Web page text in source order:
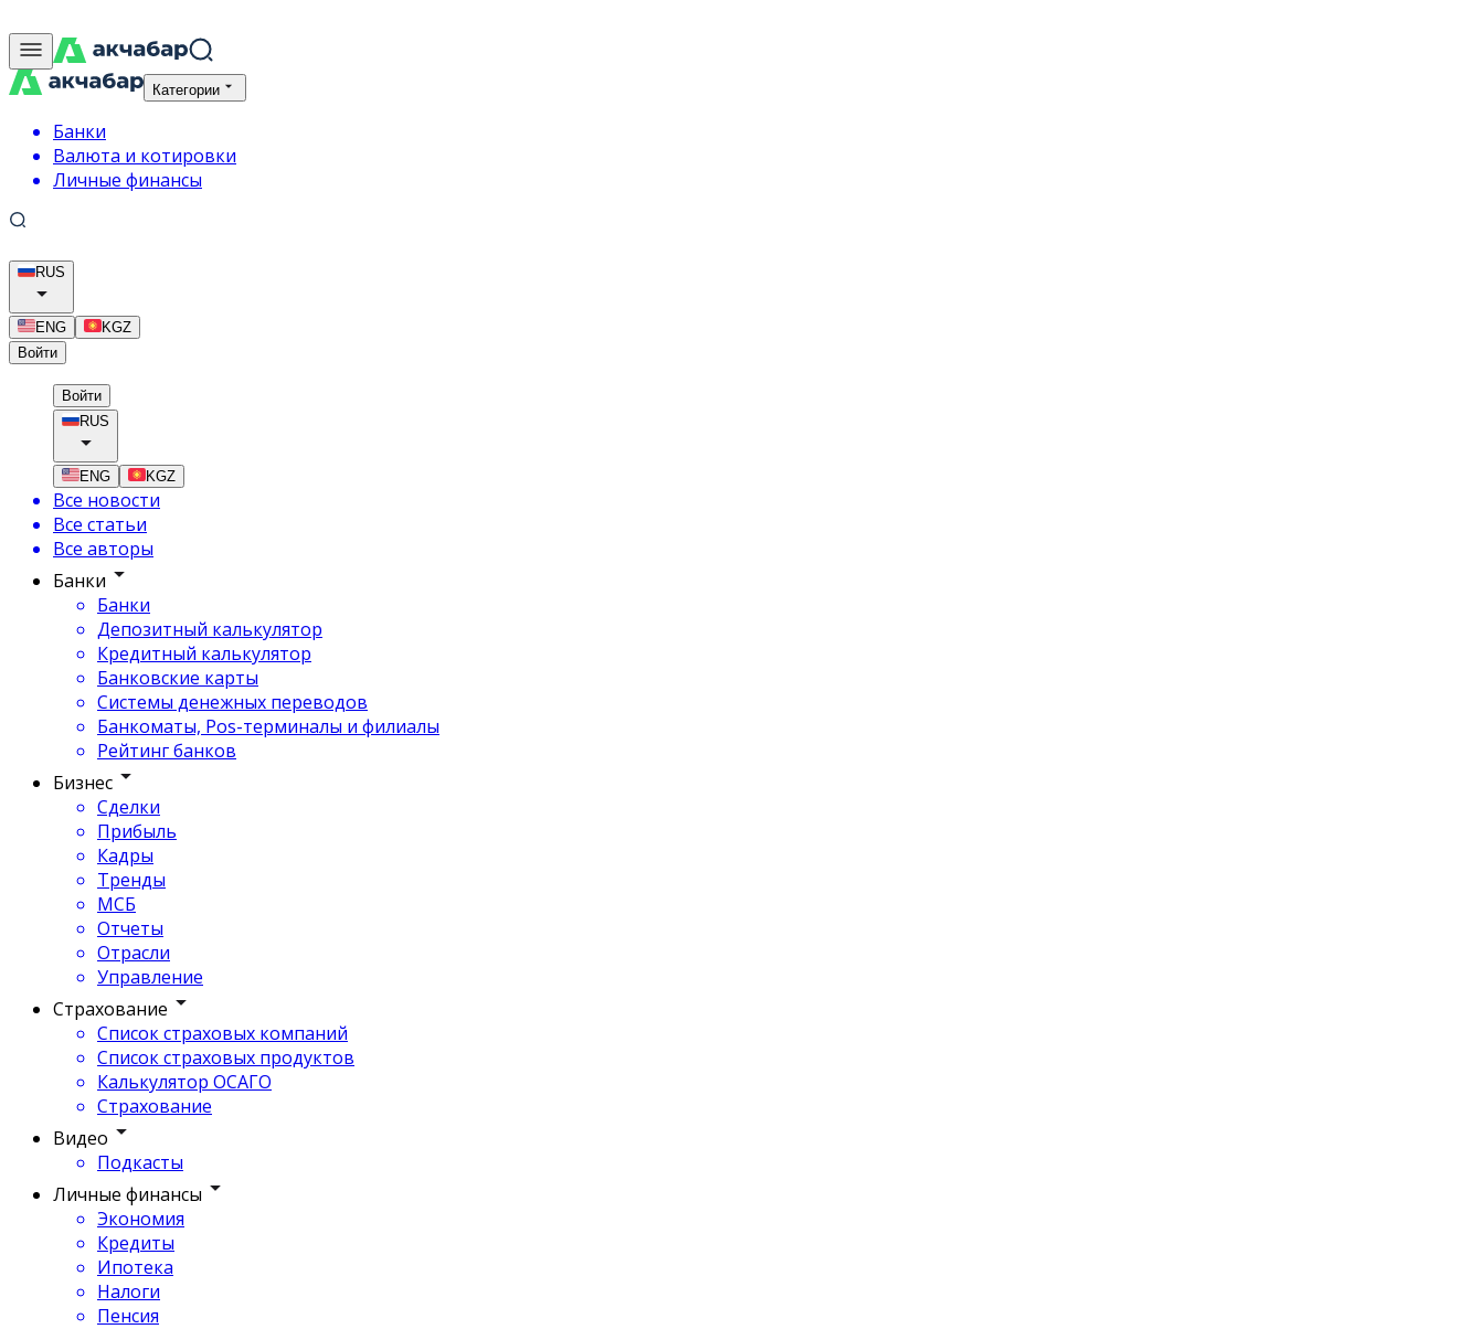
Категории
Банки
Валюта и котировки
Личные финансы
RUS
ENG
KGZ
Войти
Войти
RUS
ENG KGZ
Все новости
Все статьи
Все авторы
Банки
Банки
Депозитный калькулятор
Кредитный калькулятор
Банковские карты
Системы денежных переводов
Банкоматы, Pos-терминалы и филиалы
Рейтинг банков
Бизнес
Сделки
Прибыль
Кадры
Тренды
МСБ
Отчеты
Отрасли
Управление
Страхование
Список страховых компаний
Список страховых продуктов
Калькулятор ОСАГО
Страхование
Видео
Подкасты
Личные финансы
Экономия
Кредиты
Ипотека
Налоги
Пенсия